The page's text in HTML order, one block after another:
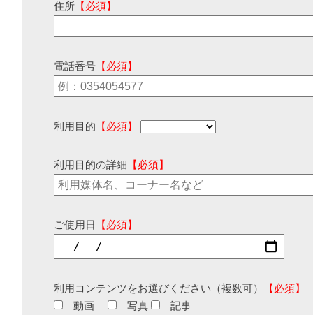
住所 【必須】
電話番号 【必須】
利用目的 【必須】
利用目的の詳細 【必須】
ご使用日 【必須】
利用コンテンツをお選びください（複数可）
【必須】
動画
写真 記事